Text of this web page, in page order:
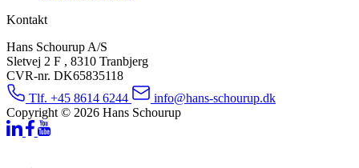
Kontakt
Hans Schourup A/S
Sletvej 2 F , 8310 Tranbjerg
CVR-nr. DK65835118
Tlf. +45 8614 6244
info@hans-schourup.dk
Copyright © 2026 Hans Schourup